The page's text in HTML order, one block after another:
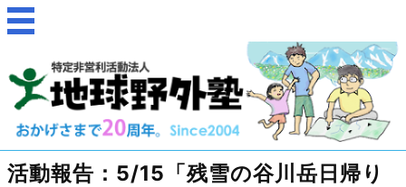
活動報告：5/15「残雪の谷川岳日帰り